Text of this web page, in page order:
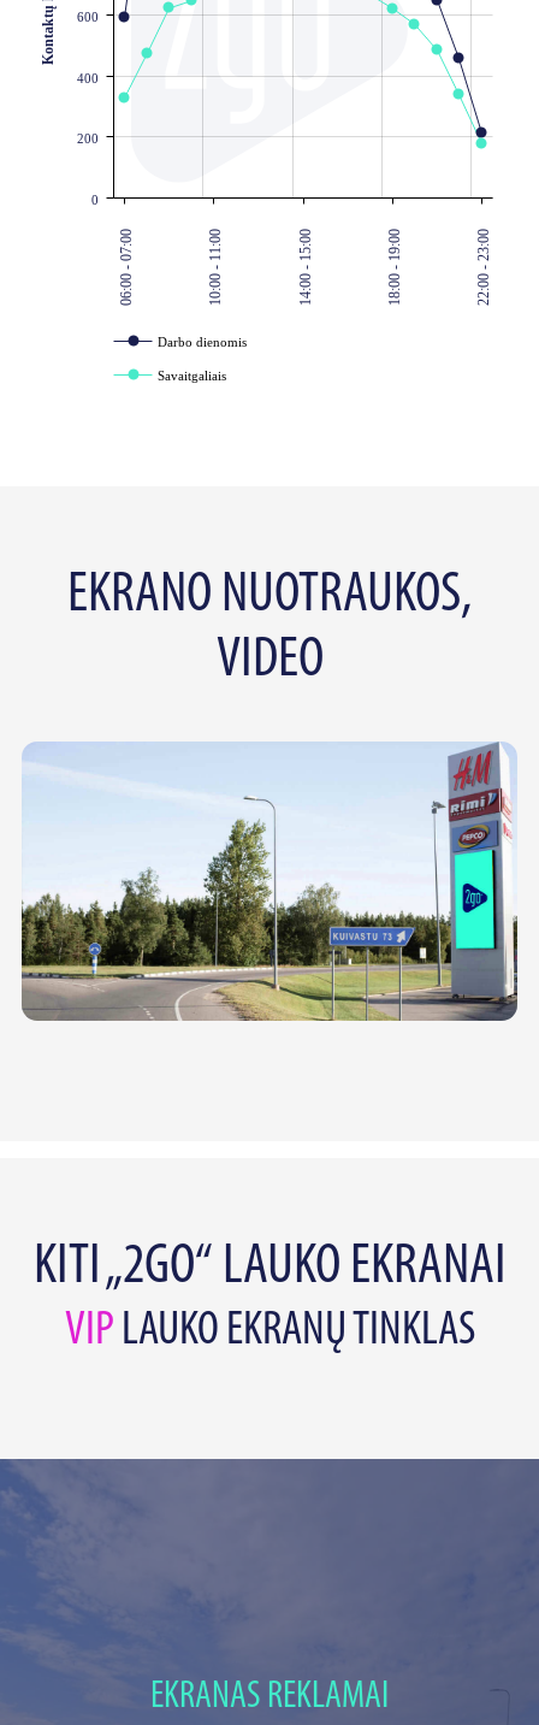
06:00 - 07:00 10:00 - 11:00 14:00 - 15:00 18:00 - 19:00 22:00 - 23:00
0
200
400
600
Darbo dienomis
Savaitgaliais
EKRANO NUOTRAUKOS,
VIDEO
KITI „2GO“ LAUKO EKRANAI
VIP LAUKO EKRANŲ TINKLAS
EKRANAS REKLAMAI